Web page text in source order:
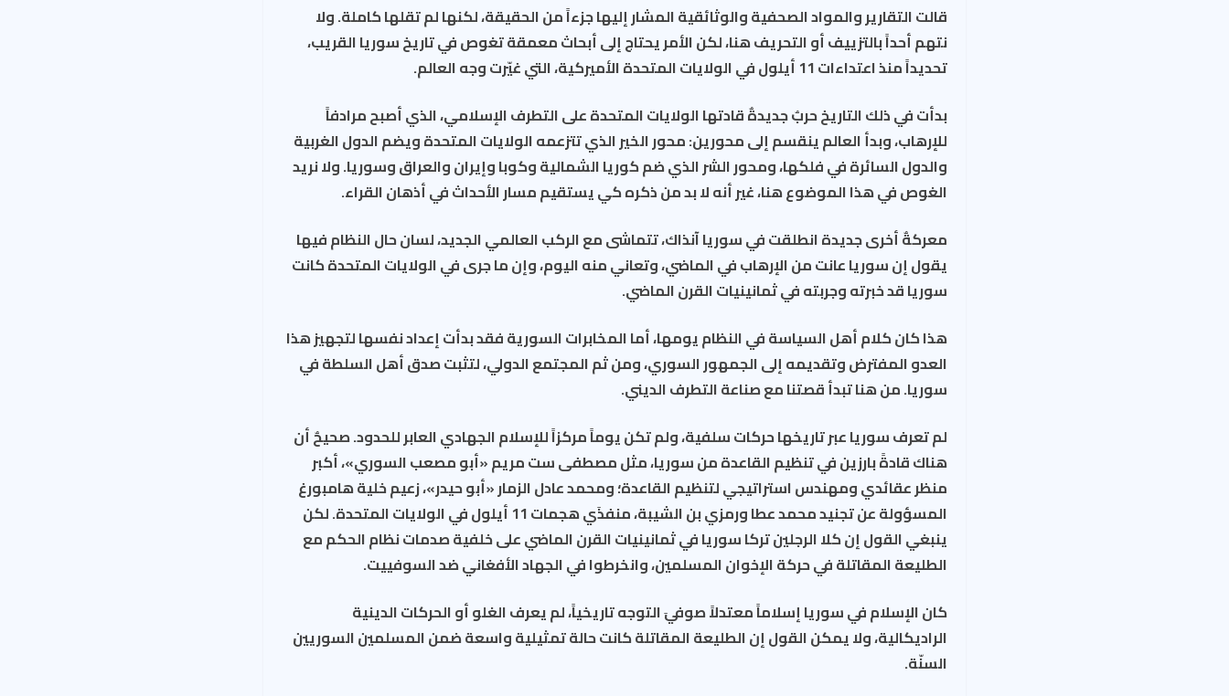
قالت التقارير والمواد الصحفية والوثائقية المشار إليها جزءاً من الحقيقة، لكنها لم تقلها كاملة. ولا
نتهم أحداً بالتزييف أو التحريف هنا، لكن الأمر يحتاج إلى أبحاث معمقة تغوص في تاريخ سوريا القريب،
تحديداً منذ اعتداءات 11 أيلول في الولايات المتحدة الأميركية، التي غيّرت وجه العالم.
بدأت في ذلك التاريخ حربٌ جديدةٌ قادتها الولايات المتحدة على التطرف الإسلامي، الذي أصبح مرادفاً
للإرهاب، وبدأ العالم ينقسم إلى محورين: محور الخير الذي تتزعمه الولايات المتحدة ويضم الدول الغربية
والدول السائرة في فلكها، ومحور الشر الذي ضم كوريا الشمالية وكوبا وإيران والعراق وسوريا. ولا نريد
الغوص في هذا الموضوع هنا، غير أنه لا بد من ذكره كي يستقيم مسار الأحداث في أذهان القراء.
معركةٌ أخرى جديدة انطلقت في سوريا آنذاك، تتماشى مع الركب العالمي الجديد، لسان حال النظام فيها
يقول إن سوريا عانت من الإرهاب في الماضي، وتعاني منه اليوم، وإن ما جرى في الولايات المتحدة كانت
سوريا قد خبرته وجربته في ثمانينيات القرن الماضي.
هذا كان كلام أهل السياسة في النظام يومها، أما المخابرات السورية فقد بدأت إعداد نفسها لتجهيز هذا
العدو المفترض وتقديمه إلى الجمهور السوري، ومن ثم المجتمع الدولي، لتثبت صدق أهل السلطة في
سوريا. من هنا تبدأ قصتنا مع صناعة التطرف الديني.
لم تعرف سوريا عبر تاريخها حركات سلفية، ولم تكن يوماً مركزاً للإسلام الجهادي العابر للحدود. صحيحٌ أن
هناك قادةً بارزين في تنظيم القاعدة من سوريا، مثل مصطفى ست مريم «أبو مصعب السوري»، أكبر
منظر عقائدي ومهندس استراتيجي لتنظيم القاعدة؛ ومحمد عادل الزمار «أبو حيدر»، زعيم خلية هامبورغ
المسؤولة عن تجنيد محمد عطا ورمزي بن الشيبة، منفذَي هجمات 11 أيلول في الولايات المتحدة. لكن
ينبغي القول إن كلا الرجلين تركا سوريا في ثمانينيات القرن الماضي على خلفية صدمات نظام الحكم مع
الطليعة المقاتلة في حركة الإخوان المسلمين، وانخرطوا في الجهاد الأفغاني ضد السوفييت.
كان الإسلام في سوريا إسلاماً معتدلاً صوفيَ التوجه تاريخياً، لم يعرف الغلو أو الحركات الدينية
الراديكالية، ولا يمكن القول إن الطليعة المقاتلة كانت حالة تمثيلية واسعة ضمن المسلمين السوريين
السنّة.